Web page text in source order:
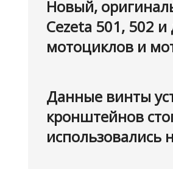
Новый,
Cezeta 501, 502
мотоциклов и
Данные винты
кронштейнов
использовались